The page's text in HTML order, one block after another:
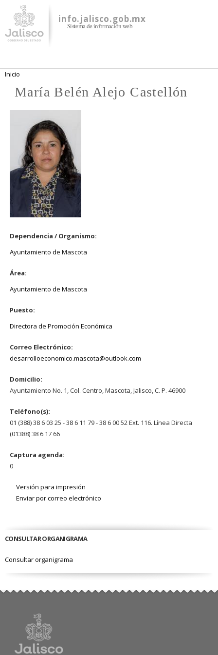
contenido
principal
info.jalisco.gob.mx
Sistema de información web
Se encuentra usted aquí
Inicio
María Belén Alejo Castellón
Dependencia / Organismo:
Ayuntamiento de Mascota
Área:
Ayuntamiento de Mascota
Puesto:
Directora de Promoción Económica
Correo Electrónico:
desarrolloeconomico.mascota@outlook.com
Domicilio:
Ayuntamiento No. 1, Col. Centro, Mascota, Jalisco, C. P. 46900
Teléfono(s):
01 (388) 38 6 03 25 - 38 6 11 79 - 38 6 00 52 Ext. 116. Línea Directa
(01388) 38 6 17 66
Captura agenda:
0
Versión para impresión
Enviar por correo electrónico
CONSULTAR ORGANIGRAMA
Consultar organigrama